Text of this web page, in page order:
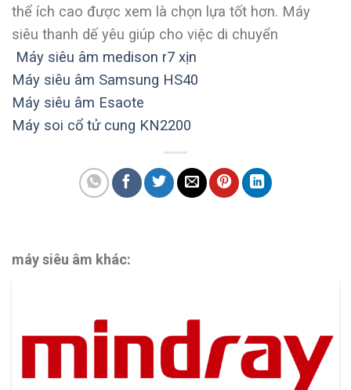
thể ích cao được xem là chọn lựa tốt hơn. Máy
siêu thanh dế yêu giúp cho việc di chuyển
Máy siêu âm medison r7 xịn
Máy siêu âm Samsung HS40
Máy siêu âm Esaote
Máy soi cổ tử cung KN2200
máy siêu âm khác: